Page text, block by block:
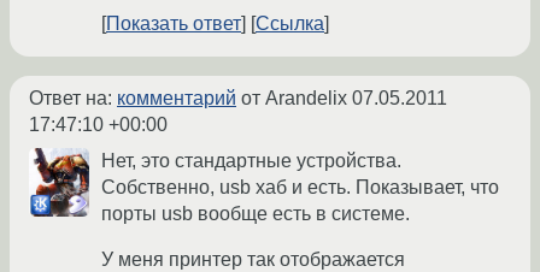
Показать ответ Ссылка
Ответ на: комментарий от Arandelix 07.05.2011
17:47:10 +00:00
Нет, это стандартные устройства.
Собственно, usb хаб и есть. Показывает, что
порты usb вообще есть в системе.
У меня принтер так отображается